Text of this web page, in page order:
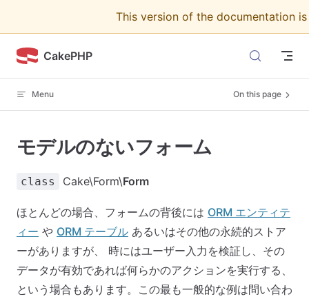
This version of the documentation
CakePHP
Menu On this page
モデルのないフォーム
class Cake\Form\Form
ほとんどの場合、フォームの背後には ORM エンティテ
ィー や ORM テーブル あるいはその他の永続的ストア
ーがありますが、 時にはユーザー入力を検証し、その
データが有効であれば何らかのアクションを実行する、
という場合もあります。この最も一般的な例は問い合わ